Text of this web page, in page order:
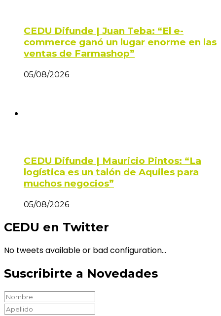
CEDU Difunde | Juan Teba: “El e-
commerce ganó un lugar enorme en las
ventas de Farmashop”
05/08/2026
CEDU Difunde | Mauricio Pintos: “La
logística es un talón de Aquiles para
muchos negocios”
05/08/2026
CEDU en Twitter
No tweets available or bad configuration...
Suscribirte a Novedades